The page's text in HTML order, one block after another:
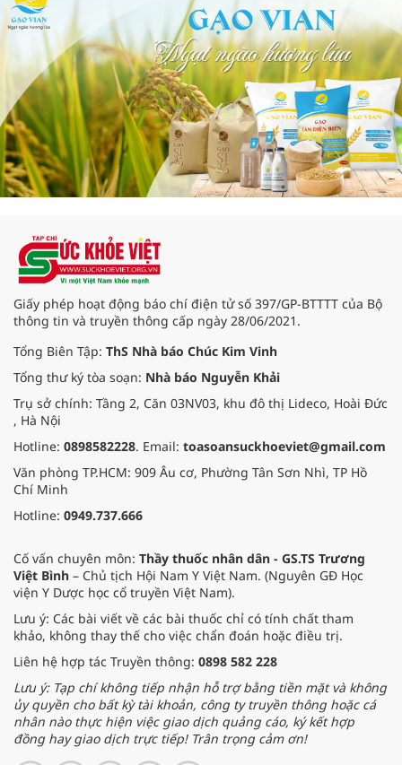
Giấy phép hoạt động báo chí điện tử số 397/GP-BTTTT của Bộ
thông tin và truyền thông cấp ngày 28/06/2021.
Tổng Biên Tập: ThS Nhà báo Chúc Kim Vinh
Tổng thư ký tòa soạn: Nhà báo Nguyễn Khải
Trụ sở chính: Tầng 2, Căn 03NV03, khu đô thị Lideco, Hoài Đức
, Hà Nội
Hotline: 0898582228. Email: toasoansuckhoeviet@gmail.com
Văn phòng TP.HCM: 909 Âu cơ, Phường Tân Sơn Nhì, TP Hồ
Chí Minh
Hotline: 0949.737.666
Cố vấn chuyên môn: Thầy thuốc nhân dân - GS.TS Trương
Việt Bình – Chủ tịch Hội Nam Y Việt Nam. (Nguyên GĐ Học
viện Y Dược học cổ truyền Việt Nam).
Lưu ý: Các bài viết về các bài thuốc chỉ có tính chất tham
khảo, không thay thế cho việc chẩn đoán hoặc điều trị.
Liên hệ hợp tác Truyền thông: 0898 582 228
Lưu ý: Tạp chí không tiếp nhận hỗ trợ bằng tiền mặt và không
ủy quyền cho bất kỳ tài khoản, công ty truyền thông hoặc cá
nhân nào thực hiện việc giao dịch quảng cáo, ký kết hợp
đồng hay giao dịch trực tiếp! Trân trọng cảm ơn!